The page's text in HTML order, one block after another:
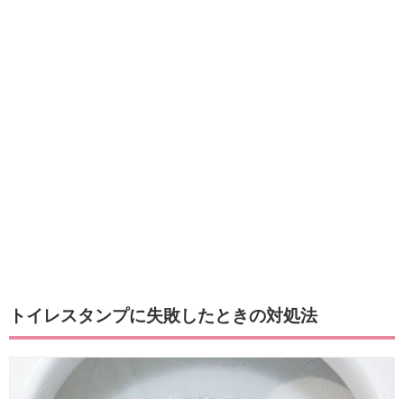
トイレスタンプに失敗したときの対処法